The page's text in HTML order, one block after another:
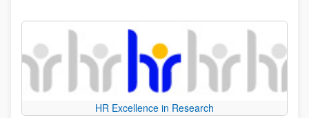
HR Excellence in Research